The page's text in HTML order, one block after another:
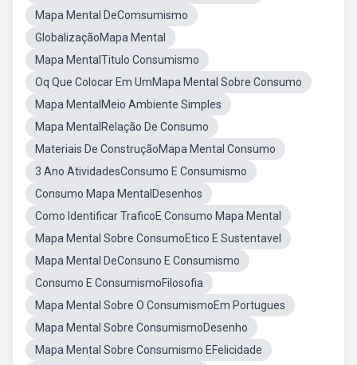
Mapa Mental DeComsumismo
GlobalizaçãoMapa Mental
Mapa MentalTitulo Consumismo
Oq Que Colocar Em UmMapa Mental Sobre Consumo
Mapa MentalMeio Ambiente Simples
Mapa MentalRelação De Consumo
Materiais De ConstruçãoMapa Mental Consumo
3 Ano AtividadesConsumo E Consumismo
Consumo Mapa MentalDesenhos
Como Identificar TraficoE Consumo Mapa Mental
Mapa Mental Sobre ConsumoEtico E Sustentavel
Mapa Mental DeConsuno E Consumismo
Consumo E ConsumismoFilosofia
Mapa Mental Sobre O ConsumismoEm Portugues
Mapa Mental Sobre ConsumismoDesenho
Mapa Mental Sobre Consumismo EFelicidade